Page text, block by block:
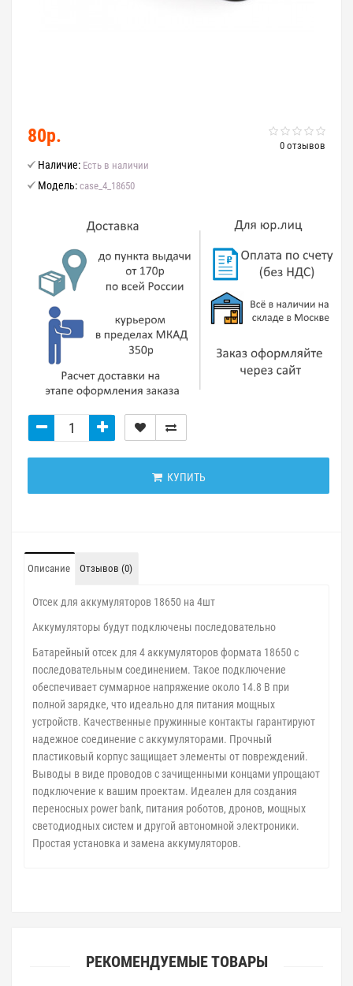
0 отзывов
80р.
Наличие: Есть в наличии
Модель: case_4_18650
КУПИТЬ
Описание Отзывов (0)
Отсек для аккумуляторов 18650 на 4шт
Аккумуляторы будут подключены последовательно
Батарейный отсек для 4 аккумуляторов формата 18650 с
последовательным соединением. Такое подключение
обеспечивает суммарное напряжение около 14.8 В при
полной зарядке, что идеально для питания мощных
устройств. Качественные пружинные контакты гарантируют
надежное соединение с аккумуляторами. Прочный
пластиковый корпус защищает элементы от повреждений.
Выводы в виде проводов с зачищенными концами упрощают
подключение к вашим проектам. Идеален для создания
переносных power bank, питания роботов, дронов, мощных
светодиодных систем и другой автономной электроники.
Простая установка и замена аккумуляторов.
РЕКОМЕНДУЕМЫЕ ТОВАРЫ